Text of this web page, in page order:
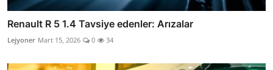
Renault R 5 1.4 Tavsiye edenler: Arızalar
Lejyoner Mart 15, 2026 0 34